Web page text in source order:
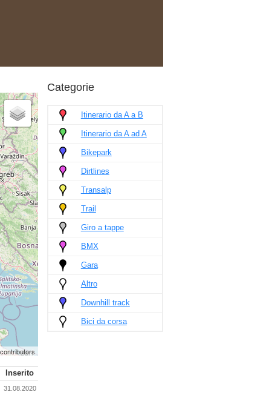
Inserito
31.08.2020
Categorie
Itinerario da A a B
Itinerario da A ad A
Bikepark
Dirtlines
Transalp
Trail
Giro a tappe
BMX
Gara
Altro
Downhill track
Bici da corsa